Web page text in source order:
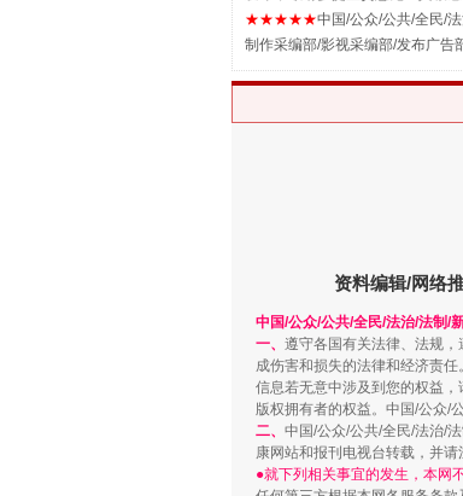
★★★★★中国/公众/公共/全民/
制作采编部/影视采编部/发布广告
资料编辑/网络
中国/公众/公共/全民/法治/法制/
一、 遵守各国有关法律、法规
成伤害和损失的法律和经济责
信息若无意中涉及到您的权益
版权拥有者的权益。中国/公众/
二、 中国/公众/公共/全民/法治/
康网站和报刊电视台转载，并请
●就下列相关事宜的发生，本网